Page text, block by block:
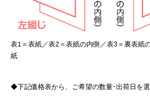
表1＝表紙／表2＝表紙の内側／表3＝裏表紙
紙
◆下記価格表から、ご希望の数量･出荷日を選